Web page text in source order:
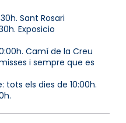
Sant Rosari
Exposicio
Camí de la Creu
i sempre que es
tots els dies de 10:00h.